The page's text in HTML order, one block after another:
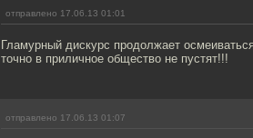
отправлено 17.06.13 01:01
Гламурный дискурс продолжает
точно в приличное общество не пустят!!!
отправлено 17.06.13 01:07